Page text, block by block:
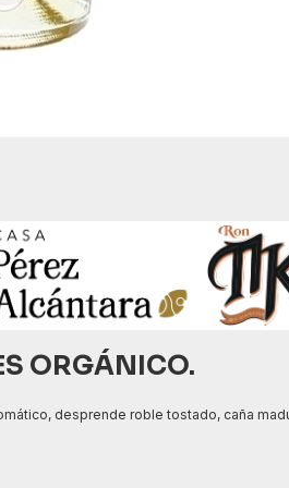
ORGÁNICO.
desprende roble tostado, caña